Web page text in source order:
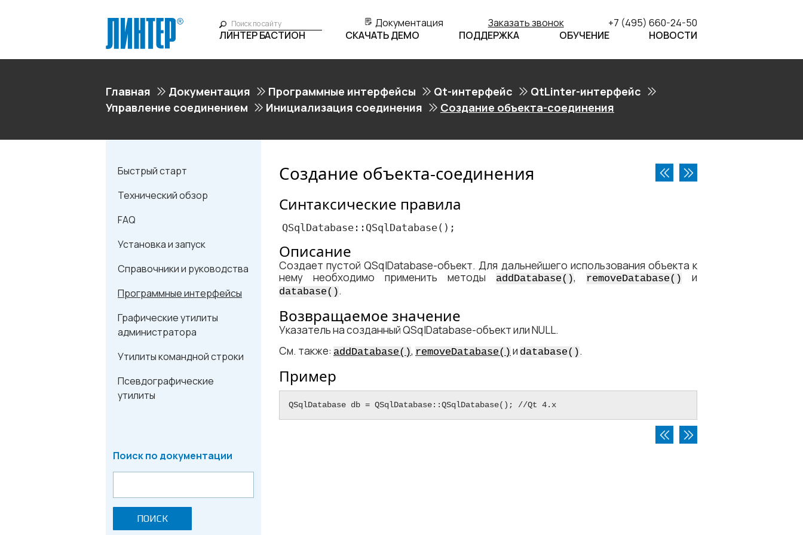
Документация Заказать звонок
+7 (495) 660-24-50
ЛИНТЕР БАСТИОН
СКАЧАТЬ ДЕМО ПОДДЕРЖКА ОБУЧЕНИЕ НОВОСТИ
Главная Документация Программные интерфейсы Qt-интерфейс
QtLinter-интерфейс
Управление соединением
Инициализация соединения Создание объекта-соединения
Быстрый старт
Технический обзор
FAQ
Установка и запуск
Справочники и руководства
Программные интерфейсы
Графические утилиты
администратора
Утилиты командной строки
Псевдографические
утилиты
Поиск по документации
ПОИСК
Создание объекта-соединения
Синтаксические правила
QSqlDatabase::QSqlDatabase();
Описание
Создает пустой QSqlDatabase-объект. Для дальнейшего использования объекта к
нему необходимо применить методы
addDatabase(), removeDatabase() и
database().
Возвращаемое значение
Указатель на созданный QSqlDatabase-объект или NULL.
См. также: addDatabase(), removeDatabase() и database().
Пример
QSqlDatabase db = QSqlDatabase::QSqlDatabase(); //Qt 4.x